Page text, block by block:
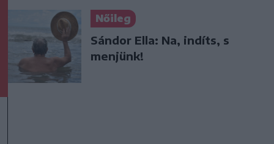
Nőileg
Sándor Ella: Na, indíts, s
menjünk!